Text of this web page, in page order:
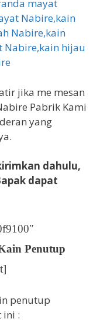
jika me mesan
Pabrik Kami
yang
dahulu,
dapat
Penutup
penutup
ini :